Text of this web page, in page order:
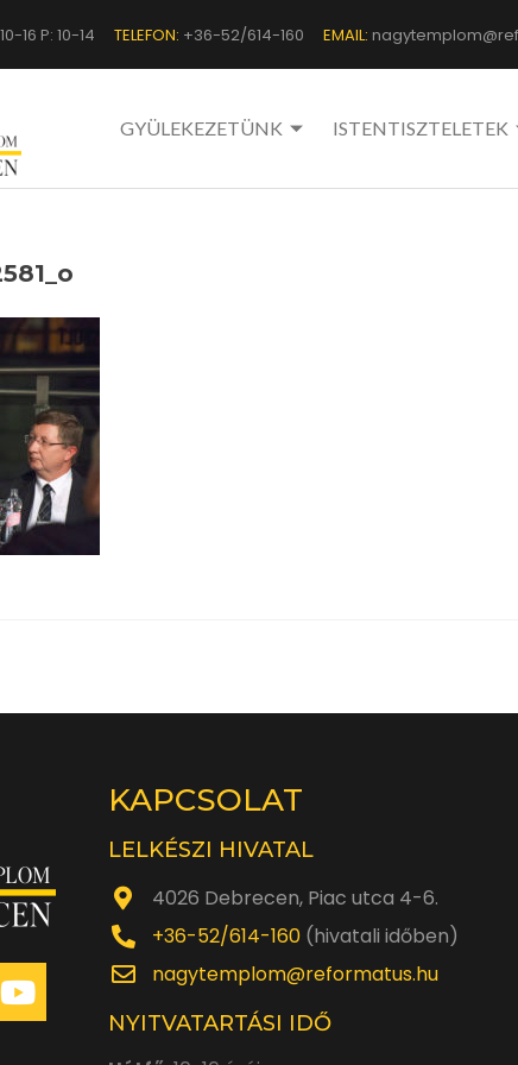
16 P: 10-14 TELEFON: +36-52/614-160 EMAIL:
GYÜLEKEZETÜNK ISTENTISZTELETEK
KAPCSOLAT
LELKÉSZI HIVATAL
4026 Debrecen, Piac utca 4-6.
+36-52/614-160 (hivatali időben)
nagytemplom@reformatus.hu
NYITVATARTÁSI IDŐ